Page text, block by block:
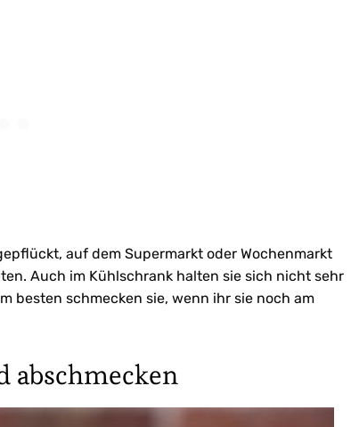
auf dem Supermarkt oder Wochenmarkt
Auch im Kühlschrank halten sie sich nicht sehr
besten schmecken sie, wenn ihr sie noch am
abschmecken